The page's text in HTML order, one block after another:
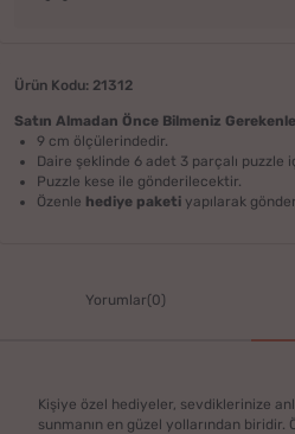
Ürün Kodu: 21312
Satın Almadan Önce Bilmeniz
9 cm ölçülerindedir.
Daire şeklinde 6 adet 3 parçalı puzzle
Puzzle kese ile gönderilecektir.
Özenle hediye paketi yapılarak
Yorumlar(0)
Kişiye özel hediyeler, sevdiklerinize
sunmanın en güzel yollarından